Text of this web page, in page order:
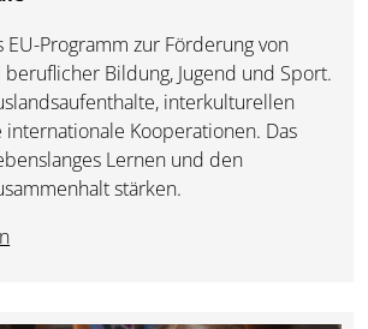
EU-Programm zur Förderung von
Bildung, Jugend und Sport.
interkulturellen
internationale Kooperationen. Das
Lernen und den
stärken.